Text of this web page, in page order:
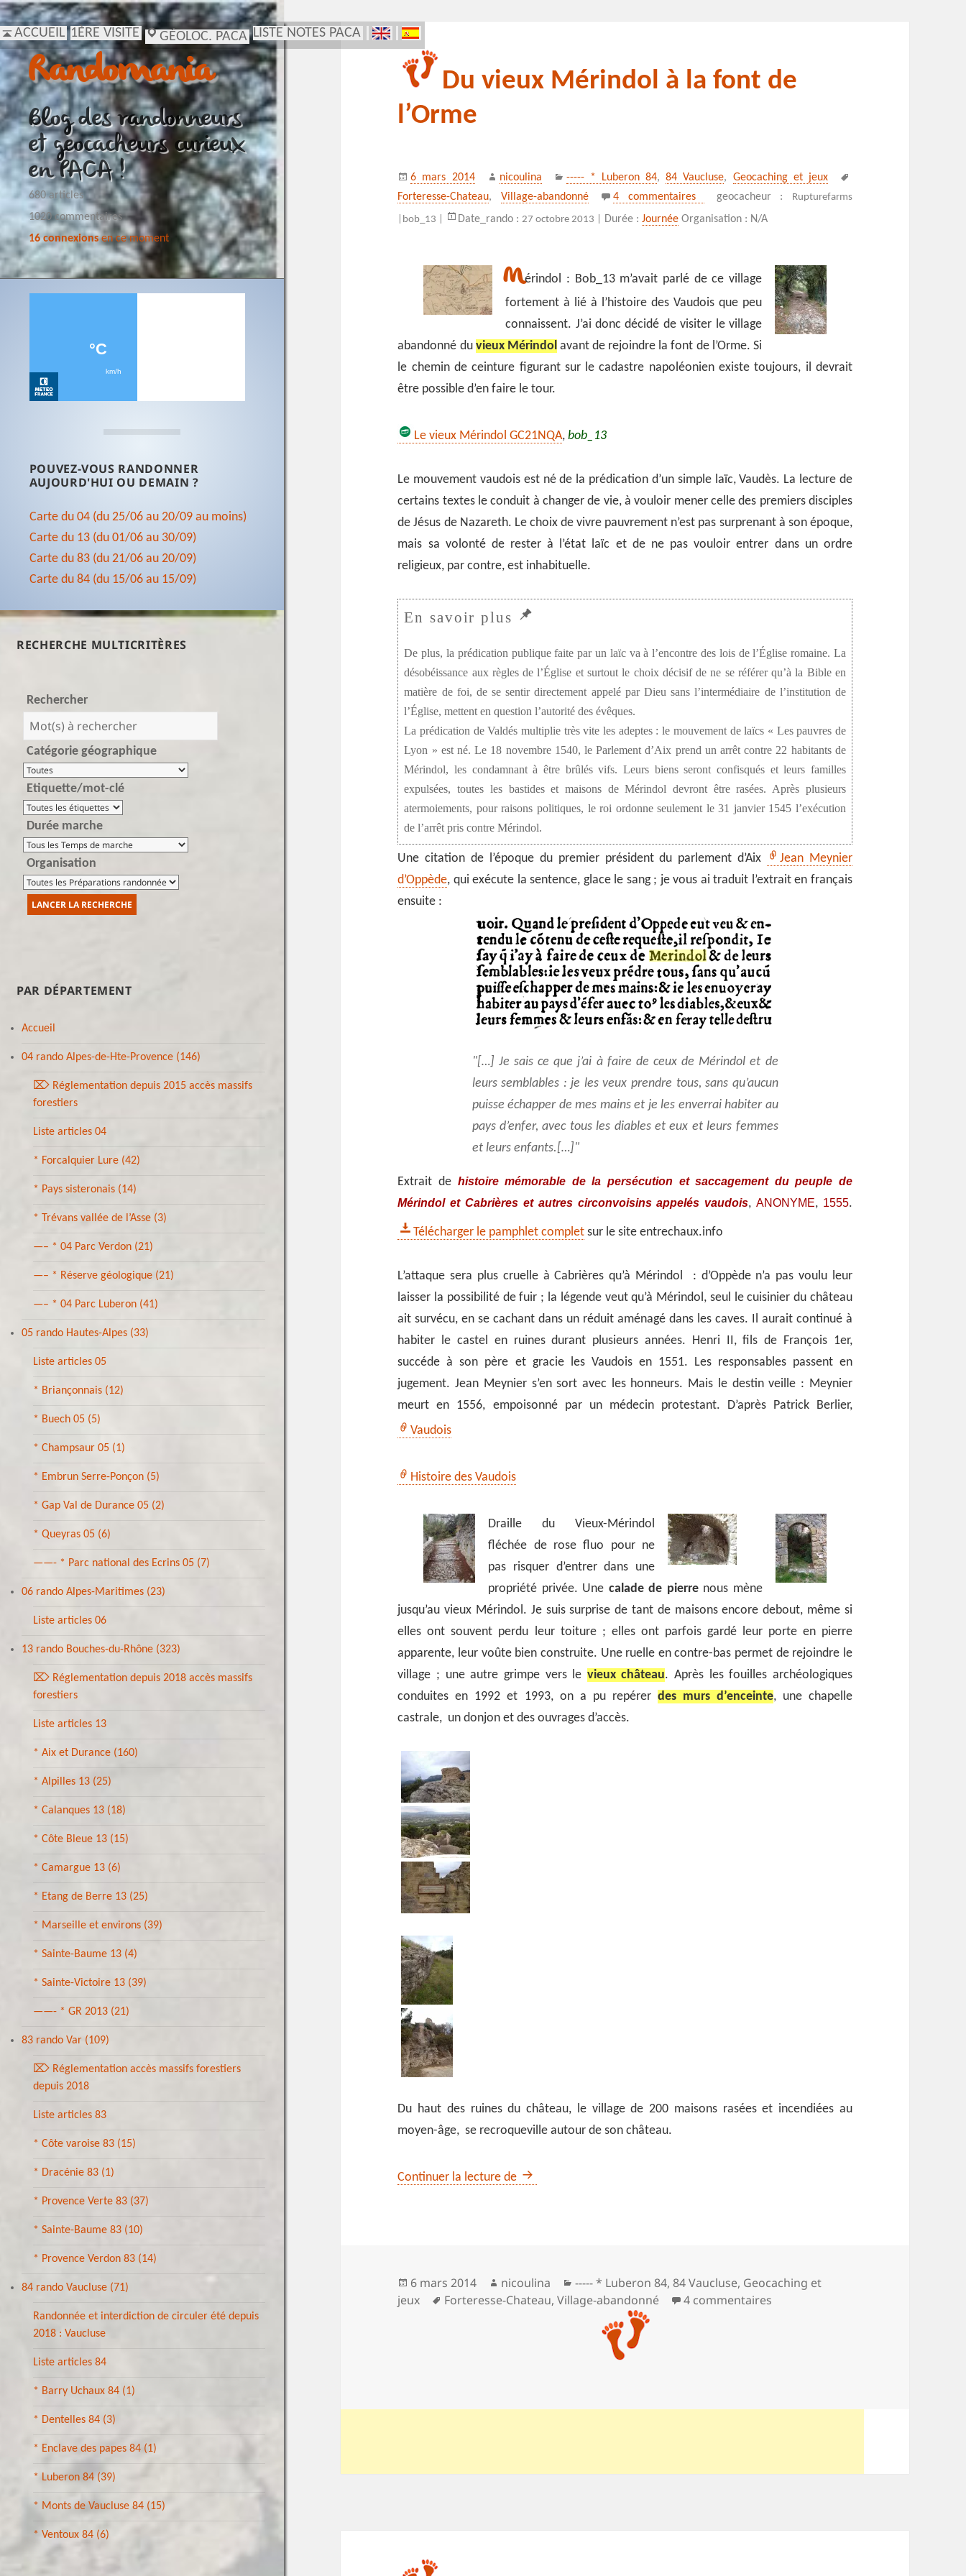
ACCUEIL 1ÈRE VISITE GÉOLOC. PACA LISTE NOTES PACA
Randomania
Blog des randonneurs
et geocacheurs curieux
en PACA !
680 articles
1020 commentaires
16 connexionsen ce moment
POUVEZ-VOUS RANDONNER
AUJOURD'HUI OU DEMAIN ?
Carte du 04 (du 25/06 au 20/09 au moins)
Carte du 13 (du 01/06 au 30/09)
Carte du 83 (du 21/06 au 20/09)
Carte du 84 (du 15/06 au 15/09)
RECHERCHE MULTICRITÈRES
Rechercher
Catégorie géographique
Etiquette/mot-clé
Durée marche
Organisation
PAR DÉPARTEMENT
Accueil
04 rando Alpes-de-Hte-Provence (146)
⌦ Réglementation depuis 2015 accès massifs
forestiers
Liste articles 04
* Forcalquier Lure (42)
* Pays sisteronais (14)
* Trévans vallée de l’Asse (3)
—– * 04 Parc Verdon (21)
—– * Réserve géologique (21)
—– * 04 Parc Luberon (41)
05 rando Hautes-Alpes (33)
Liste articles 05
* Briançonnais (12)
* Buech 05 (5)
* Champsaur 05 (1)
* Embrun Serre-Ponçon (5)
* Gap Val de Durance 05 (2)
* Queyras 05 (6)
——- * Parc national des Ecrins 05 (7)
06 rando Alpes-Maritimes (23)
Liste articles 06
13 rando Bouches-du-Rhône (323)
⌦ Réglementation depuis 2018 accès massifs
forestiers
Liste articles 13
* Aix et Durance (160)
* Alpilles 13 (25)
* Calanques 13 (18)
* Côte Bleue 13 (15)
* Camargue 13 (6)
* Etang de Berre 13 (25)
* Marseille et environs (39)
* Sainte-Baume 13 (4)
* Sainte-Victoire 13 (39)
——- * GR 2013 (21)
83 rando Var (109)
⌦ Réglementation accès massifs forestiers
depuis 2018
Liste articles 83
* Côte varoise 83 (15)
* Dracénie 83 (1)
* Provence Verte 83 (37)
* Sainte-Baume 83 (10)
* Provence Verdon 83 (14)
84 rando Vaucluse (71)
Randonnée et interdiction de circuler été depuis
2018 : Vaucluse
Liste articles 84
* Barry Uchaux 84 (1)
* Dentelles 84 (3)
* Enclave des papes 84 (1)
* Luberon 84 (39)
* Monts de Vaucluse 84 (15)
* Ventoux 84 (6)
Du vieux Mérindol à la font de
l’Orme
Publié
le
6 mars 2014 Auteur
nicoulina Catégories
----- * Luberon 84,84 Vaucluse, Geocaching et jeux
Forteresse-Chateau,Village-abandonné 4 commentaires sur Du vieux Mérindol à la font de l’Orme
geocacheur : Rupturefarms
bob_13 | Date_rando :27 octobre 2013 | Durée :Journée Organisation : N/A
Mérindol : Bob_13 m’avait parlé de ce village
fortement à lié à l’histoire des Vaudois que peu
connaissent. J’ai donc décidé de visiter le village
abandonné du vieux Mérindolavant de rejoindre la font de l’Orme. Si
le chemin de ceinture figurant sur le cadastre napoléonien existe toujours, il devrait
être possible d’en faire le tour.
Le vieux Mérindol GC21NQA,bob_13
Le mouvement vaudois est né de la prédication d’un simple laïc, Vaudès. La lecture de
certains textes le conduit à changer de vie, à vouloir mener celle des premiers disciples
de Jésus de Nazareth. Le choix de vivre pauvrement n’est pas surprenant à son époque,
mais sa volonté de rester à l’état laïc et de ne pas vouloir entrer dans un ordre
religieux, par contre, est inhabituelle.
De plus, la prédication publique faite par un laïc va à l’encontre des lois de l’Église romaine. La
désobéissance aux règles de l’Église et surtout le choix décisif de ne se référer qu’à la Bible en
matière de foi, de se sentir directement appelé par Dieu sans l’intermédiaire de l’institution de
l’Église, mettent en question l’autorité des évêques.
La prédication de Valdés multiplie très vite les adeptes : le mouvement de laïcs « Les pauvres de
Lyon » est né. Le 18 novembre 1540, le Parlement d’Aix prend un arrêt contre 22 habitants de
Mérindol, les condamnant à être brûlés vifs. Leurs biens seront confisqués et leurs familles
expulsées, toutes les bastides et maisons de Mérindol devront être rasées. Après plusieurs
atermoiements, pour raisons politiques, le roi ordonne seulement le 31 janvier 1545 l’exécution
de l’arrêt pris contre Mérindol.
Une citation de l’époque du premier président du parlement d’Aix
Jean Meynier
d’Oppède, qui exécute la sentence, glace le sang ; je vous ai traduit l’extrait en français
ensuite :
[…] Je sais ce que j’ai à faire de ceux de Mérindol et de
leurs semblables : je les veux prendre tous, sans qu’aucun
puisse échapper de mes mains et je les enverrai habiter au
pays d’enfer, avec tous les diables et eux et leurs femmes
et leurs enfants.[…]
Extrait de histoire mémorable de la persécution et saccagement du peuple de
Mérindol et Cabrières et autres circonvoisins appelés vaudois,ANONYME, 1555.
Télécharger le pamphlet complet sur le site entrechaux.info
L’attaque sera plus cruelle à Cabrières qu’à Mérindol : d’Oppède n’a pas voulu leur
laisser la possibilité de fuir ; la légende veut qu’à Mérindol, seul le cuisinier du château
ait survécu, en se cachant dans un réduit aménagé dans les caves. Il aurait continué à
habiter le castel en ruines durant plusieurs années. Henri II, fils de François 1er,
succéde à son père et gracie les Vaudois en 1551. Les responsables passent en
jugement. Jean Meynier s’en sort avec les honneurs. Mais le destin veille : Meynier
meurt en 1556, empoisonné par un médecin protestant. D’après Patrick Berlier,
Vaudois
Histoire des Vaudois
Draille du Vieux-Mérindol
fléchée de rose fluo pour ne
pas risquer d’entrer dans une
propriété privée. Une calade de pierrenous mène
jusqu’au vieux Mérindol. Je suis surprise de tant de maisons encore debout, même si
elles ont souvent perdu leur toiture ; elles ont parfois gardé leur porte en pierre
apparente, leur voûte bien construite. Une ruelle en contre-bas permet de rejoindre le
village ; une autre grimpe vers le vieux château. Après les fouilles archéologiques
conduites en 1992 et 1993, on a pu repérer des murs d’enceinte, une chapelle
castrale, un donjon et des ouvrages d’accès.
Du haut des ruines du château, le village de 200 maisons rasées et incendiées au
moyen-âge, se recroqueville autour de son château.
Continuer la lecture de Du vieux Mérindol à la font de l’Orme
Publié
le
6 mars 2014 Auteur
nicoulina Catégories
----- * Luberon 84, 84 Vaucluse, Geocaching et
jeux
Mots-
clés
Forteresse-Chateau,Village-abandonné 4 commentaires